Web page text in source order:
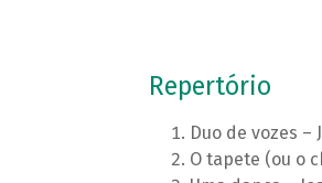
Repertório
Duo de vozes –
O tapete (ou o